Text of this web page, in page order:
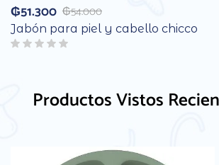
₲54.000
₲51.300
Jabón para piel y cabello chicco
Productos Vistos